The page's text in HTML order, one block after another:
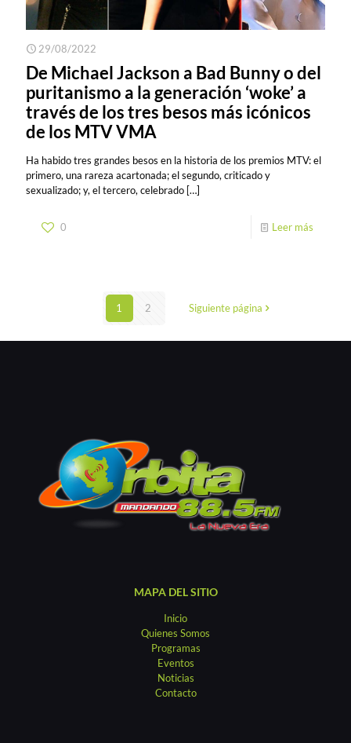
29/08/2022
De Michael Jackson a Bad Bunny o del
puritanismo a la generación ‘woke’ a
través de los tres besos más icónicos
de los MTV VMA
Ha habido tres grandes besos en la historia de los premios MTV: el
primero, una rareza acartonada; el segundo, criticado y
sexualizado; y, el tercero, celebrado […]
0 Leer más
1 2 Siguiente página
MAPA DEL SITIO
Inicio
Quienes Somos
Programas
Eventos
Noticias
Contacto